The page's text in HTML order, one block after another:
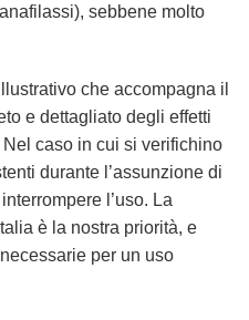
sebbene molto
che accompagna il
e dettagliato degli effetti
caso in cui si verifichino
durante l’assunzione di
l’uso. La
è la nostra priorità, e
per un uso